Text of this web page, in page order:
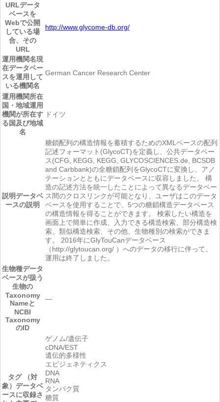
URLデータ
ベースを
Webで公開
している場
合、その
URL
http://www.glycome-db.org/
運用機関名現
在データベー
スを運用して
いる機関名
German Cancer Research Center
運用機関所在
国・地域運用
機関が所在す
る国及び地域
名
ドイツ
説明データベ
ースの説明
糖鎖配列の構造情報を蓄積するためのXMLベースの配列
記述フォーマット(GlycoCT)を定義し、公共データベー
ス(CFG, KEGG, KEGG, GLYCOSCIENCES.de, BCSDB
and Carbbank)の全糖鎖配列をGlycoCTに変換し、アノ
テーションとともにデータベースに収容しました。 構
造の記述方法を統一したことによって異なるデータベー
ス間のクロスリンクが可能となり、ユーザはこのデータ
ベースを使用することで、5つの糖鎖構造データベース
の構造情報を得ることができます。 検索したい構造を
画面上で簡単に作成、入力できる構造検索、部分構造検
索、類似構造検索、その他、生物種別の検索ができま
す。 2016年にGlyTouCanデータベース
（http://glytoucan.org/ ）へのデータの移行に伴って、
運用は終了しました。
生物種データ
ベースが扱う
生物の
Taxonomy
Nameと
NCBI
Taxonomy
のID
―
タグ （対
象） データベ
ースに収録さ
ゲノム/遺伝子
cDNA/EST
遺伝的多様性
エピジェネティクス
DNA
RNA
タンパク質
糖質